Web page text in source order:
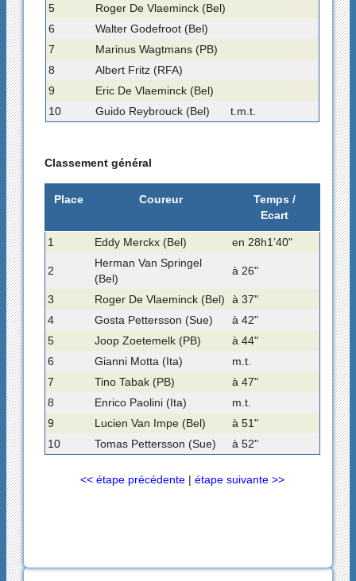
5
Roger De Vlaeminck (Bel)
6
Walter Godefroot (Bel)
7
Marinus Wagtmans (PB)
8
Albert Fritz (RFA)
9
Eric De Vlaeminck (Bel)
10
Guido Reybrouck (Bel) t.m.t.
Classement général
Place Coureur
Temps /
Ecart
1 Eddy Merckx (Bel) en 28h1’40"
2
Herman Van Springel
(Bel)
à 26"
3 Roger De Vlaeminck (Bel)
à 37"
4
Gosta Pettersson (Sue)
à 42"
5
Joop Zoetemelk (PB)
à 44"
6
Gianni Motta (Ita)
m.t.
7
Tino Tabak (PB)
à 47"
8
Enrico Paolini (Ita)
m.t.
9
Lucien Van Impe (Bel)
à 51"
10
Tomas Pettersson (Sue) à 52"
<< étape précédente| étape suivante >>